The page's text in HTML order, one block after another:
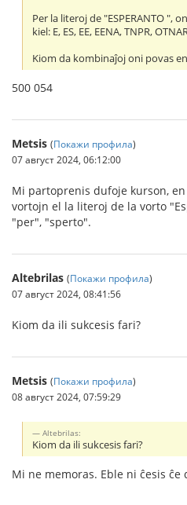
Per la literoj de "ESPERANTO ",
kiel: E, ES, EE, EENA, TNPR,
Kiom da kombinaĵoj oni povas
500 054
Metsis (Покажи профила)
07 август 2024, 06:12:00
Mi partoprenis dufoje kurson,
vortojn el la literoj de la vorto
"per", "sperto".
Altebrilas (Покажи профила)
07 август 2024, 08:41:56
Kiom da ili sukcesis fari?
Metsis (Покажи профила)
08 август 2024, 07:59:29
Altebrilas:
Kiom da ili sukcesis fari?
Mi ne memoras. Eble ni ĉesis ĉe